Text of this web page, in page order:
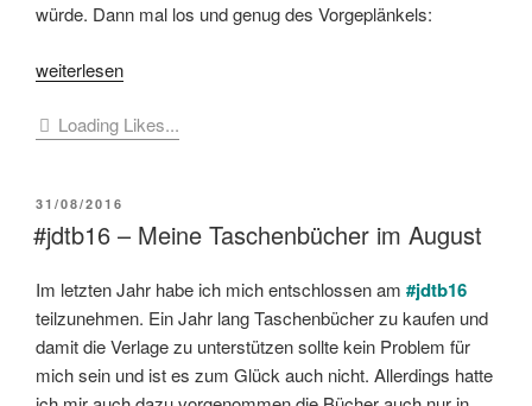
würde. Dann mal los und genug des Vorgeplänkels:
„[Villa
Neu
–
Neuerscheinungen
Auswahl“
weiterlesen
Loading Likes...
VERÖFFENTLICHT
AM
31/08/2016
#jdtb16 – Meine Taschenbücher im August
Im letzten Jahr habe ich mich entschlossen am #jdtb16
teilzunehmen. Ein Jahr lang Taschenbücher zu kaufen und
damit die Verlage zu unterstützen sollte kein Problem für
mich sein und ist es zum Glück auch nicht. Allerdings hatte